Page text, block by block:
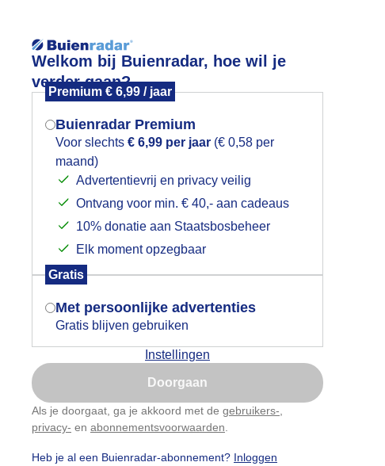
Welkom bij Buienradar, hoe wil je
verder gaan?
Premium € 6,99 / jaar
Buienradar Premium
Voor slechts € 6,99 per jaar (€ 0,58 per
maand)
Advertentievrij en privacy veilig
Ontvang voor min. € 40,- aan cadeaus
10% donatie aan Staatsbosbeheer
Elk moment opzegbaar
Gratis
Met persoonlijke advertenties
Gratis blijven gebruiken
Instellingen
Doorgaan
Als je doorgaat, ga je akkoord met de gebruikers-
privacy- en abonnementsvoorwaarden
Heb je al een Buienradar-abonnement? Inloggen
Foto en video Weerzine
slideshow
Een moment geduld aub...
##terras #bewolking
Mogen we je locatie gebruiken voor
het weer?
Indien je hier nog geen akkoord op hebt
gegeven, verschijnt er zo een pop-up uit
je browser waarin deze toestemming
gevraagd wordt.
Is goed, toon de popup
Nu niet, misschien later
Gebruik je Safari en wil je niet elke dag deze pop-up
Klikhierom dit aan te passen